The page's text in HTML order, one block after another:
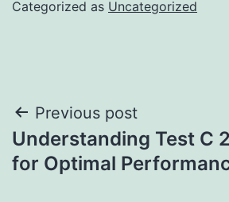
Categorized as Uncategorized
Post
navigation
Previous post
Understanding Test C
for Optimal